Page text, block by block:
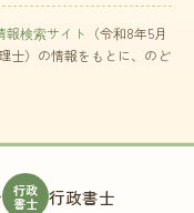
報検索サイト （令和8年5月
士）の情報をもとに、のど
行政
書士 行政書士